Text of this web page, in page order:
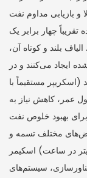
و بازیابی مداوم نفت
چهار برابر یک
بلند و کوتاه آن،
ایجاد می‌کنند و در
مستقیماً با
عمر، کاهش نیاز به
برای بهبود خلوص نفت
مختلف تسمه و
توان عملیاتی (محدوده 35 تا 500 لیتر در ساعت) اسکیمر
سیستم‌های